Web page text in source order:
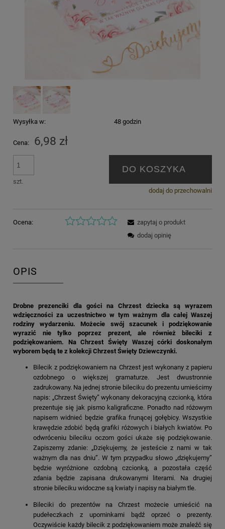
Wysyłka w: 48 godzin
Cena: 6,98 zł
szt.
DO KOSZYKA
dodaj do przechowalni
Ocena:
zapytaj o produkt
dodaj opinię
OPIS
Drobne prezenciki dla gości na Chrzest dziecka są wyrazem
wdzięczności za uczestnictwo w tym ważnym dla całej Waszej
rodziny wydarzeniu. Możecie swój szacunek i podziękowanie
wyrazić nie tylko poprzez prezent, ale również bileciki z
podziękowaniem. Na Chrzest Święty Waszej córki doskonałym
wyborem będą te z kolekcji Chrzest Święty Dziewczynki.
Bilecik z podziękowaniem na Chrzest jest wykonany z papieru
ozdobnego o większej gramaturze. Jest dwustronnie
zadrukowany. Na jednej stronie bileciku do prezentu umieścimy
napis: „Chrzest Święty” wykonany dekoracyjną czcionką, która
prezentuje się jak pismo kaligraficzne. Ponadto nad różowym
napisem widnieć będzie grafika frunącej gołębicy. Wszystkie
krawędzie zdobić będą grafiki różowych i białych kwiatów. Po
odwróceniu bileciku oczom gości ukaże się podziękowanie.
Zapiszemy zdanie: „Dziękujemy, że jesteście z nami w tak
ważnym dla nas dniu”. W tym przypadku słowo „dziękujemy”
będzie wyróżnione ozdobną czcionką, a pozostała część
zdania będzie zapisana drukowanymi literami. Na drugiej
stronie bileciku widoczne są kwiaty i napisy na białym tle.
Bileciki do prezentów na Chrzest możecie umieścić na
pudełeczkach z upominkami bądź oprzeć o prezenty.
Oczywiście każdy bilecik z podziękowaniem może znaleźć się